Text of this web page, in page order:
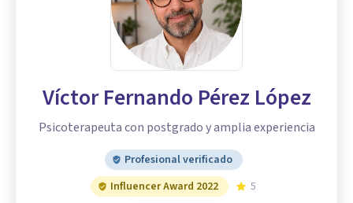
Víctor Fernando Pérez López
Psicoterapeuta con postgrado y amplia experiencia
Profesional verificado
Influencer Award 2022
5